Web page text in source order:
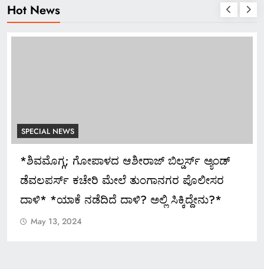
Hot News
SPECIAL NEWS
ಅದ್ಧೂರಿ ಸ್ವಾಗತ ಬೇಡ: ಸಚಿವ ಮಧು ಬಂಗಾರಪ್ಪ ಸೂಚನೆ
May 13, 2024